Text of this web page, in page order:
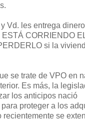
Vd. les entrega
ESTÁ CORRIENDO
si la
se trate de VPO en
Es más, la
los anticipos nació
proteger a los
recientemente se